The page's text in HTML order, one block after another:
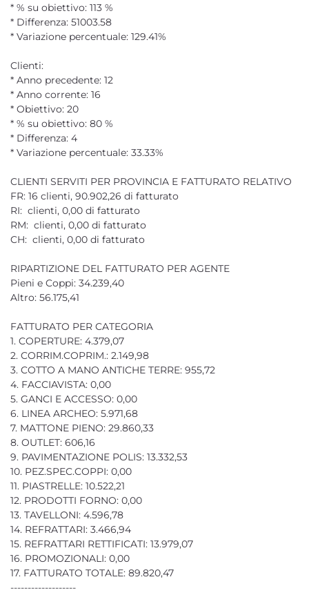
* % su obiettivo: 113 %
* Differenza: 51003.58
* Variazione percentuale: 129.41%
Clienti:
* Anno precedente: 12
* Anno corrente: 16
* Obiettivo: 20
* % su obiettivo: 80 %
* Differenza: 4
* Variazione percentuale: 33.33%
CLIENTI SERVITI PER PROVINCIA E FATTURATO RELATIVO
FR: 16 clienti, 90.902,26 di fatturato
RI: clienti, 0,00 di fatturato
RM: clienti, 0,00 di fatturato
CH: clienti, 0,00 di fatturato
RIPARTIZIONE DEL FATTURATO PER AGENTE
Pieni e Coppi: 34.239,40
Altro: 56.175,41
FATTURATO PER CATEGORIA
1. COPERTURE: 4.379,07
2. CORRIM.COPRIM.: 2.149,98
3. COTTO A MANO ANTICHE TERRE: 955,72
4. FACCIAVISTA: 0,00
5. GANCI E ACCESSO: 0,00
6. LINEA ARCHEO: 5.971,68
7. MATTONE PIENO: 29.860,33
8. OUTLET: 606,16
9. PAVIMENTAZIONE POLIS: 13.332,53
10. PEZ.SPEC.COPPI: 0,00
11. PIASTRELLE: 10.522,21
12. PRODOTTI FORNO: 0,00
13. TAVELLONI: 4.596,78
14. REFRATTARI: 3.466,94
15. REFRATTARI RETTIFICATI: 13.979,07
16. PROMOZIONALI: 0,00
17. FATTURATO TOTALE: 89.820,47
-------------------